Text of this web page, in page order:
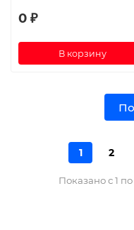
0 ₽
В корзину
1 2
Показано с 1